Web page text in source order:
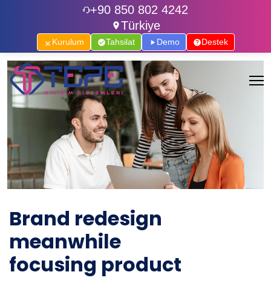
+90 850 802 4242
Türkiye
Kurulum Tahsilat Demo Destek
Brand redesign
meanwhile
focusing product